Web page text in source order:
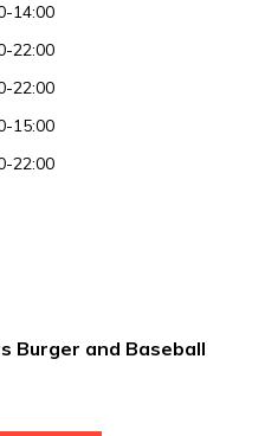
14:00
22:00
22:00
15:00
22:00
Burger and Baseball